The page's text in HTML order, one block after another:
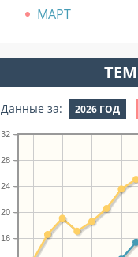
МАРТ
Данные за: 2026 ГОД
16
20
24
28
32